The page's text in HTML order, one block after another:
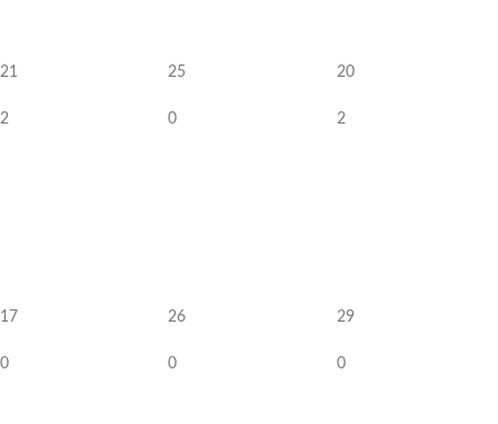
21
2
25
0
20
2
17
0
26
0
29
0